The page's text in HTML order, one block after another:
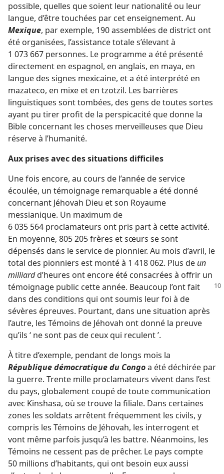
possible, quelles que soient leur nationalité ou leur
langue, d’être touchées par cet enseignement. Au
Mexique, par exemple, 190 assemblées de district ont
été organisées, l’assistance totale s’élevant à
1 073 667 personnes. Le programme a été présenté
directement en espagnol, en anglais, en maya, en
langue des signes mexicaine, et a été interprété en
mazateco, en mixe et en tzotzil. Les barrières
linguistiques sont tombées, des gens de toutes sortes
ayant pu tirer profit de la perspicacité que donne la
Bible concernant les choses merveilleuses que Dieu
réserve à l’humanité.
Aux prises avec des situations difficiles
Une fois encore, au cours de l’année de service
écoulée, un témoignage remarquable a été donné
concernant Jéhovah Dieu et son Royaume
messianique. Un maximum de
6 035 564 proclamateurs ont pris part à cette activité.
En moyenne, 805 205 frères et sœurs se sont
dépensés dans le service de pionnier. Au mois d’avril, le
total des pionniers est monté à 1 418 062. Plus de un
milliardd’heures ont encore été consacrées à offrir un
témoignage public cette année. Beaucoup l’ont fait
dans des conditions qui ont soumis leur foi à de
sévères épreuves. Pourtant, dans une situation après
l’autre, les Témoins de Jéhovah ont donné la preuve
qu’ils ‘ ne sont pas de ceux qui reculent ’.
À titre d’exemple, pendant de longs mois la
République démocratique du Congoa été déchirée par
la guerre. Trente mille proclamateurs vivent dans l’est
du pays, globalement coupé de toute communication
avec Kinshasa, où se trouve la filiale. Dans certaines
zones les soldats arrêtent fréquemment les civils, y
compris les Témoins de Jéhovah, les interrogent et
vont même parfois jusqu’à les battre. Néanmoins, les
Témoins ne cessent pas de prêcher. Le pays compte
50 millions d’habitants, qui ont besoin eux aussi